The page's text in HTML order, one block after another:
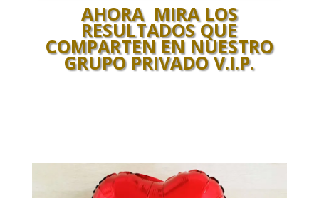
AHORA MIRA LOS
RESULTADOS QUE
COMPARTEN EN NUESTRO
GRUPO PRIVADO V.I.P.